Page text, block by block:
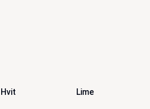
Hvit Lime